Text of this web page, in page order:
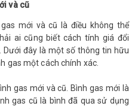
và cũ
mới và cũ là điều không thể
ai cũng biết cách tính giá đổi
Dưới đây là một số thông tin hữu
gas một cách chính xác.
gas mới và cũ. Bình gas mới là
gas cũ là bình đã qua sử dụng